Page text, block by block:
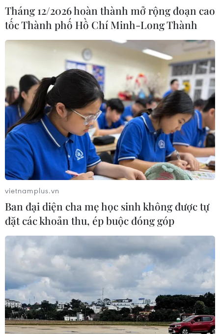
Tháng 12/2026 hoàn thành mở rộng đoạn cao
tốc Thành phố Hồ Chí Minh-Long Thành
vietnamplus.vn
Ban đại diện cha mẹ học sinh không được tự
đặt các khoản thu, ép buộc đóng góp